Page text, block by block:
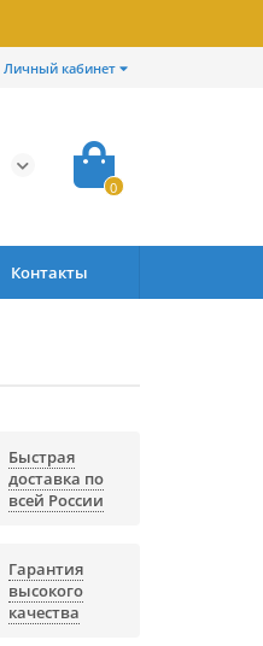
Личный кабинет
0
Контакты
Быстрая
доставка по
всей России
Гарантия
высокого
качества